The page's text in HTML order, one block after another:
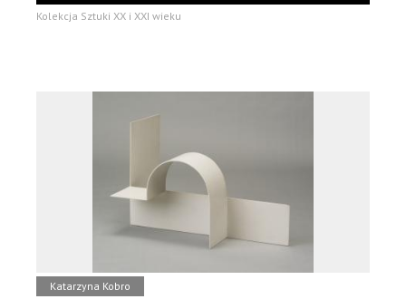
Kolekcja Sztuki XX i XXI wieku
Katarzyna Kobro